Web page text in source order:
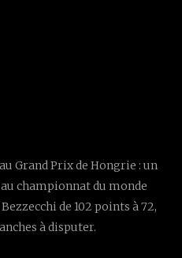
Grand Prix de Hongrie : un
championnat du monde
de 102 points à 72,
à disputer.